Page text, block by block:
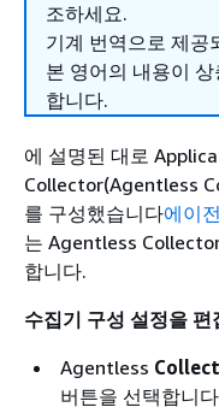
조하세요.
기계 번역으로 제공
본 영어의 내용이
합니다.
에 설명된 대로
Collector(Agentless
를 구성했습니다에이
는 Agentless
합니다.
수집기 구성 설정을 편
Agentless
버튼을 선택합니